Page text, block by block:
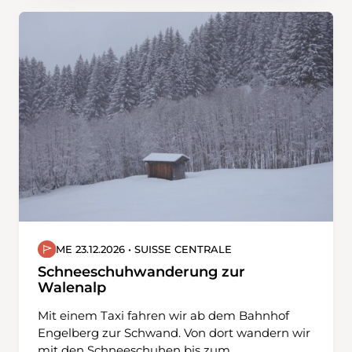
steilen Passagen. Gemeinsam machen wir den
ersten Schritt … und wer weiss, vielleicht
kommt die Begeisterung ja beim Gehen!
ME 23.12.2026 • SUISSE CENTRALE
Schneeschuhwanderung zur
Walenalp
Mit einem Taxi fahren wir ab dem Bahnhof
Engelberg zur Schwand. Von dort wandern wir